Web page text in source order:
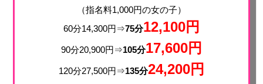
（指名料1,000円の女の子）
60分14,300円⇒75分12,100円
90分20,900円⇒105分17,600円
120分27,500円⇒135分24,200円